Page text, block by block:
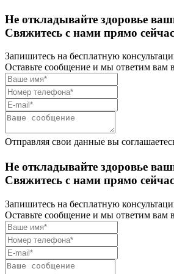
Не откладывайте здоровье
Свяжитесь с нами прямо
Запишитесь на бесплатную
Оставьте сообщение и мы ответим вам
Отправляя свои данные вы
Не откладывайте здоровье
Свяжитесь с нами прямо
Запишитесь на бесплатную
Оставьте сообщение и мы ответим вам